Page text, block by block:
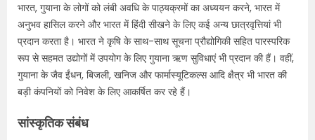
भारत, गुयाना के लोगों को लंबी अवधि के पाठ्यक्रमों का अध्ययन करने, भारत में
अनुभव हासिल करने और भारत में हिंदी सीखने के लिए कई अन्य छात्रवृत्तियां भी
प्रदान करता है। भारत ने कृषि के साथ-साथ सूचना प्रौद्योगिकी सहित पारस्परिक
रूप से सहमत उद्योगों में उपयोग के लिए गुयाना ऋण सुविधाएं भी प्रदान की हैं। वहीं,
गुयाना के जैव ईंधन, बिजली, खनिज और फार्मास्यूटिकल्स आदि क्षैत्र भी भारत की
बड़ी कंपनियों को निवेश के लिए आकर्षित कर रहे हैं।
सांस्कृतिक संबंध